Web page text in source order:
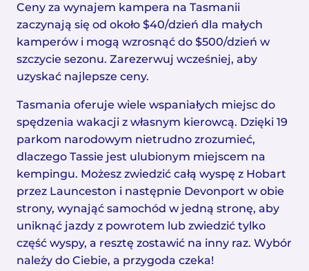
Ceny za wynajem kampera na Tasmanii
zaczynają się od około $40/dzień dla małych
kamperów i mogą wzrosnąć do $500/dzień w
szczycie sezonu. Zarezerwuj wcześniej, aby
uzyskać najlepsze ceny.
Tasmania oferuje wiele wspaniałych miejsc do
spędzenia wakacji z własnym kierowcą. Dzięki 19
parkom narodowym nietrudno zrozumieć,
dlaczego Tassie jest ulubionym miejscem na
kempingu. Możesz zwiedzić całą wyspę z Hobart
przez Launceston i następnie Devonport w obie
strony, wynająć samochód w jedną stronę, aby
uniknąć jazdy z powrotem lub zwiedzić tylko
część wyspy, a resztę zostawić na inny raz. Wybór
należy do Ciebie, a przygoda czeka!